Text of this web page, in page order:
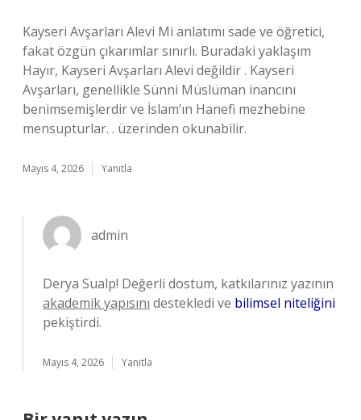
Kayseri Avşarları Alevi Mi anlatımı sade ve öğretici,
fakat özgün çıkarımlar sınırlı. Buradaki yaklaşım
Hayır, Kayseri Avşarları Alevi değildir . Kayseri
Avşarları, genellikle Sünni Müslüman inancını
benimsemişlerdir ve İslam’ın Hanefi mezhebine
mensupturlar. . üzerinden okunabilir.
Mayıs 4, 2026 Yanıtla
admin
Derya Sualp! Değerli dostum, katkılarınız yazının
akademik yapısını destekledi ve bilimsel niteliğini
pekiştirdi.
Mayıs 4, 2026 Yanıtla